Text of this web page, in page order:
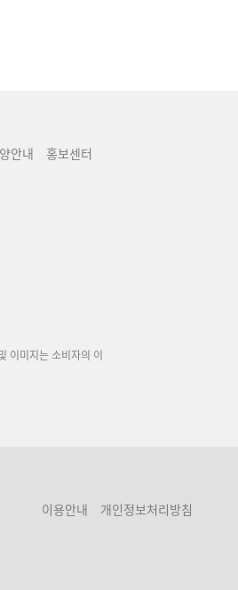
안내 홍보센터
이미지는 소비자의 이
이용안내 개인정보처리방침